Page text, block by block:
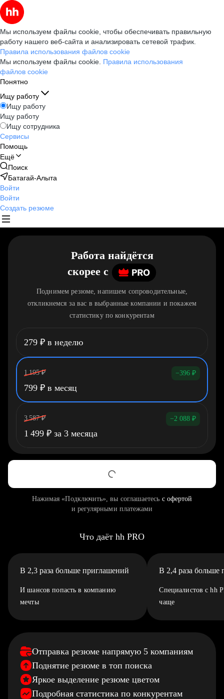
Мы используем файлы cookie, чтобы обеспечивать правильную
работу нашего веб-сайта и анализировать сетевой трафик.
Правила использования файлов cookie
Мы используем файлы cookie. Правила использования
файлов cookie
Понятно
Ищу работу
Ищу работу
Ищу работу
Ищу сотрудника
Сервисы
Помощь
Ещё
Поиск
Батагай-Алыта
Войти
Войти
Создать резюме
Работа найдётся
скорее c
Поднимем резюме, напишем сопроводительные,
откликнемся за вас в выбранные компании и покажем
статистику по конкурентам
279 ₽ в неделю
1 195 ₽ −396 ₽
799 ₽ в месяц
3 587 ₽ −2 088 ₽
1 499 ₽ за 3 месяца
Нажимая «Подключить», вы соглашаетесь с офертой
и регулярными платежами
Что даёт hh PRO
В 2,3 раза больше приглашений
И шансов попасть в компанию
мечты
В 2,4 раза больше
Специалистов с hh
чаще
Отправка резюме напрямую 5 компаниям
Поднятие резюме в топ поиска
Яркое выделение резюме цветом
Подробная статистика по конкурентам